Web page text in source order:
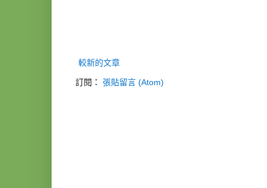
較新的文章
訂閱： 張貼留言 (Atom)